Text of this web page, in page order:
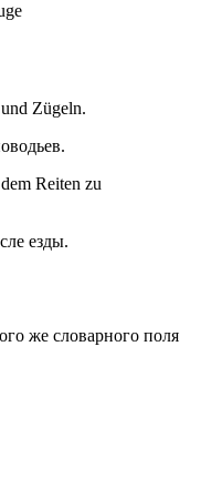
Zügeln.
Reiten zu
езды.
же словарного поля